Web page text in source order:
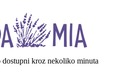
dostupni kroz nekoliko minuta